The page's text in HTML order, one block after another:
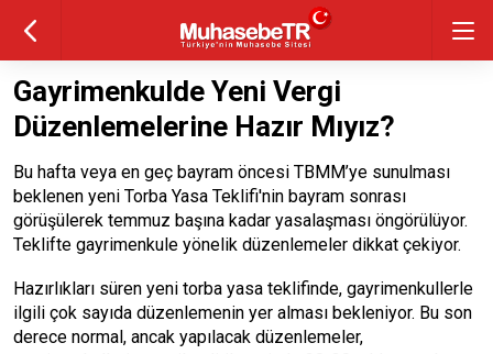
Gayrimenkulde Yeni Vergi
Düzenlemelerine Hazır Mıyız?
Bu hafta veya en geç bayram öncesi TBMM’ye sunulması
beklenen yeni Torba Yasa Teklifi'nin bayram sonrası
görüşülerek temmuz başına kadar yasalaşması öngörülüyor.
Teklifte gayrimenkule yönelik düzenlemeler dikkat çekiyor.
Hazırlıkları süren yeni torba yasa teklifinde, gayrimenkullerle
ilgili çok sayıda düzenlemenin yer alması bekleniyor. Bu son
derece normal, ancak yapılacak düzenlemeler,